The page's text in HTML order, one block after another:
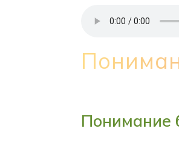
Понимание